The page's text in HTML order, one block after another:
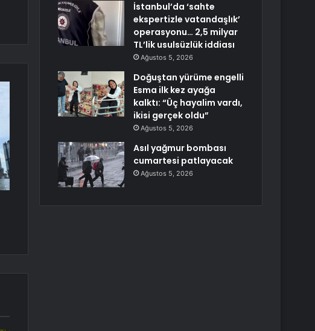
İstanbul’da ‘sahte
ekspertizle vatandaşlık’
operasyonu… 2,5 milyar
TL’lik usulsüzlük iddiası
Ağustos 5, 2026
Doğuştan yürüme engelli
Esma ilk kez ayağa
kalktı: “Üç hayalim vardı,
ikisi gerçek oldu”
Ağustos 5, 2026
Asıl yağmur bombası
cumartesi patlayacak
Ağustos 5, 2026